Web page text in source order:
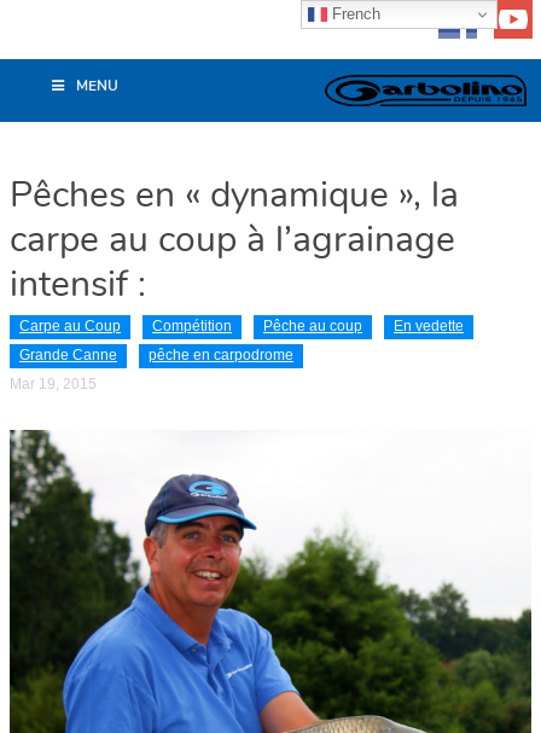
MENU
Pêches en « dynamique », la
carpe au coup à l’agrainage
intensif :
Carpe au Coup Compétition Pêche au coup
En vedette
Grande Canne
pêche en carpodrome
Mar 19, 2015
French